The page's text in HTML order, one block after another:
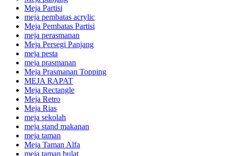
Meja Partisi
meja pembatas acrylic
Meja Pembatas Partisi
meja perasmanan
Meja Persegi Panjang
meja pesta
meja prasmanan
Meja Prasmanan Topping
MEJA RAPAT
Meja Rectangle
Meja Retro
Meja Rias
meja sekolah
meja stand makanan
meja taman
Meja Taman Alfa
meja taman bulat